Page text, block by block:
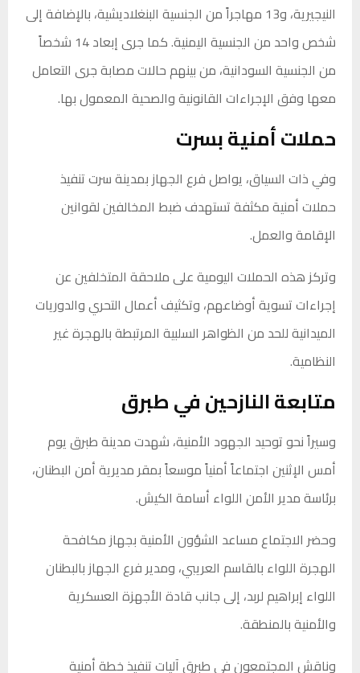
النيجيرية، و13 مهاجراً من الجنسية البنغلاديشية، بالإضافة إلى
شخص واحد من الجنسية اليمنية. كما جرى إبعاد 14 شخصاً
من الجنسية السودانية، من بينهم حالات مصابة جرى التعامل
معها وفق الإجراءات القانونية والصحية المعمول بها.
حملات أمنية بسرت
وفي ذات السياق، يواصل فرع الجهاز بمدينة سرت تنفيذ
حملات أمنية مكثفة تستهدف ضبط المخالفين لقوانين
الإقامة والعمل.
وتركز هذه الحملات اليومية على ملاحقة المتخلفين عن
إجراءات تسوية أوضاعهم، وتكثيف أعمال التحري والدوريات
الميدانية للحد من الظواهر السلبية المرتبطة بالهجرة غير
النظامية.
متابعة النازحين في طبرق
وسيراً نحو توحيد الجهود الأمنية، شهدت مدينة طبرق يوم
أمس الإثنين اجتماعاً أمنياً موسعاً بمقر مديرية أمن البطنان،
برئاسة مدير الأمن اللواء أسامة الكيش.
وحضر الاجتماع مساعد الشؤون الأمنية بجهاز مكافحة
الهجرة اللواء بالقاسم العريبي، ومدير فرع الجهاز بالبطنان
اللواء إبراهيم لربد، إلى جانب قادة الأجهزة العسكرية
والأمنية بالمنطقة.
وناقش المجتمعون في طبرق آليات تنفيذ خطة أمنية